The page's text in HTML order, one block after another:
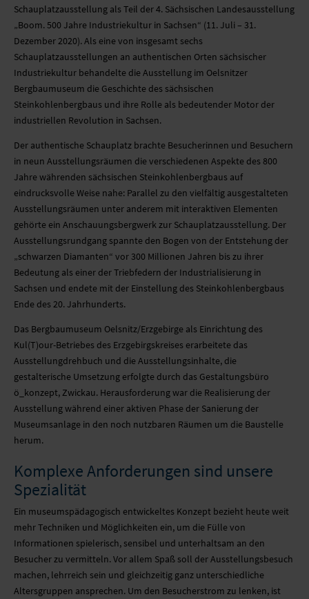
MOBILE SYSTEME
MOBILE LIGHT BOX
FORMSCHNITT
Schauplatzausstellung als Teil der 4. Sächsischen Landesausstellung
„Boom. 500 Jahre Industriekultur in Sachsen“ (11. Juli – 31.
Dezember 2020). Als eine von insgesamt sechs
Schauplatzausstellungen an authentischen Orten sächsischer
Industriekultur behandelte die Ausstellung im Oelsnitzer
Bergbaumuseum die Geschichte des sächsischen
Steinkohlenbergbaus und ihre Rolle als bedeutender Motor der
industriellen Revolution in Sachsen.
Der authentische Schauplatz brachte Besucherinnen und Besuchern
in neun Ausstellungsräumen die verschiedenen Aspekte des 800
Jahre währenden sächsischen Steinkohlenbergbaus auf
eindrucksvolle Weise nahe: Parallel zu den vielfältig ausgestalteten
Ausstellungsräumen unter anderem mit interaktiven Elementen
gehörte ein Anschauungsbergwerk zur Schauplatzausstellung. Der
Ausstellungsrundgang spannte den Bogen von der Entstehung der
„schwarzen Diamanten“ vor 300 Millionen Jahren bis zu ihrer
Bedeutung als einer der Triebfedern der Industrialisierung in
Sachsen und endete mit der Einstellung des Steinkohlenbergbaus
Ende des 20. Jahrhunderts.
Das Bergbaumuseum Oelsnitz/Erzgebirge als Einrichtung des
Kul(T)our-Betriebes des Erzgebirgskreises erarbeitete das
Ausstellungdrehbuch und die Ausstellungsinhalte, die
gestalterische Umsetzung erfolgte durch das Gestaltungsbüro
ö_konzept, Zwickau. Herausforderung war die Realisierung der
Ausstellung während einer aktiven Phase der Sanierung der
Museumsanlage in den noch nutzbaren Räumen um die Baustelle
herum.
Komplexe Anforderungen sind unsere
Spezialität
Ein museumspädagogisch entwickeltes Konzept bezieht heute weit
mehr Techniken und Möglichkeiten ein, um die Fülle von
Informationen spielerisch, sensibel und unterhaltsam an den
Besucher zu vermitteln. Vor allem Spaß soll der Ausstellungsbesuch
machen, lehrreich sein und gleichzeitig ganz unterschiedliche
Altersgruppen ansprechen. Um den Besucherstrom zu lenken, ist